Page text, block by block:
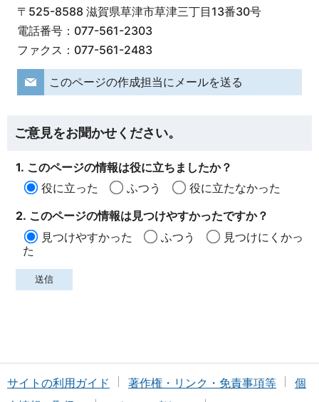
〒525-8588 滋賀県草津市草津三丁目13番30号
電話番号：077-561-2303
ファクス：077-561-2483
このページの作成担当にメールを送る
ご意見をお聞かせください。
1. このページの情報は役に立ちましたか？
役に立った
ふつう
役に立たなかった
2. このページの情報は見つけやすかったですか？
見つけやすかった
ふつう
見つけにくかっ
た
サイトの利用ガイド 著作権・リンク・免責事項等
個